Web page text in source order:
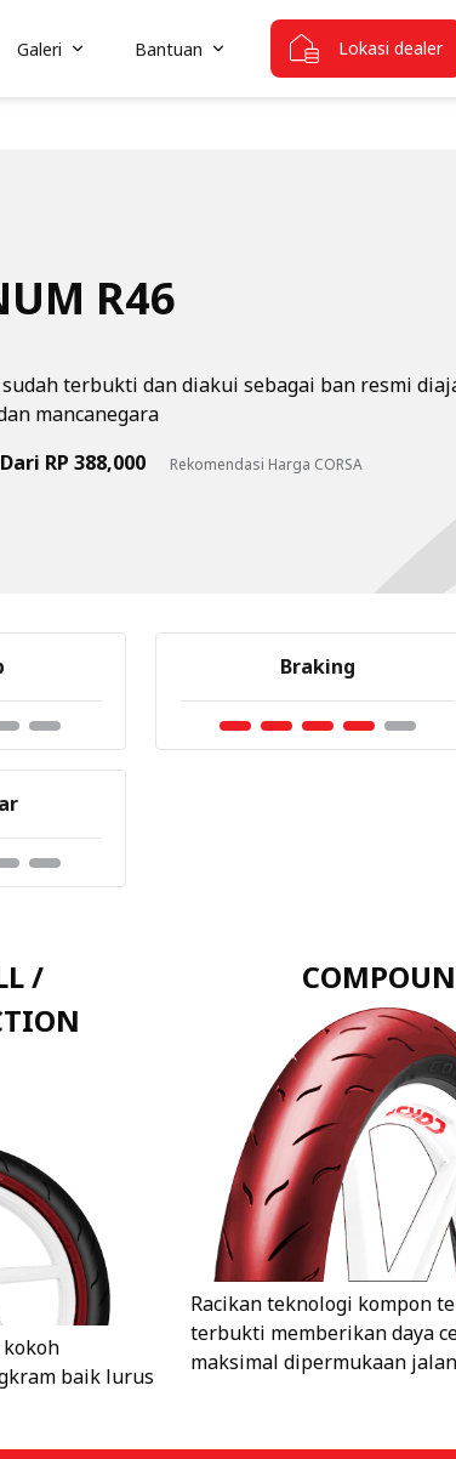
Galeri Bantuan Lokasi dealer
R46
terbukti dan diakui sebagai ban resmi
mancanegara
RP 388,000
Rekomendasi Harga CORSA
Braking
/
baik lurus
Racikan teknologi kompon
terbukti memberikan daya
maksimal dipermukaan jalan